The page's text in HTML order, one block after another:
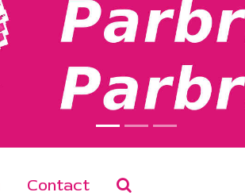
Contact